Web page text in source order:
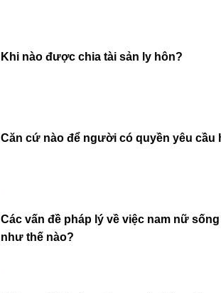
Khi nào được chia tài sản ly hôn?
Căn cứ nào để người có quyền yêu cầu
Các vấn đề pháp lý về việc nam nữ
như thế nào?